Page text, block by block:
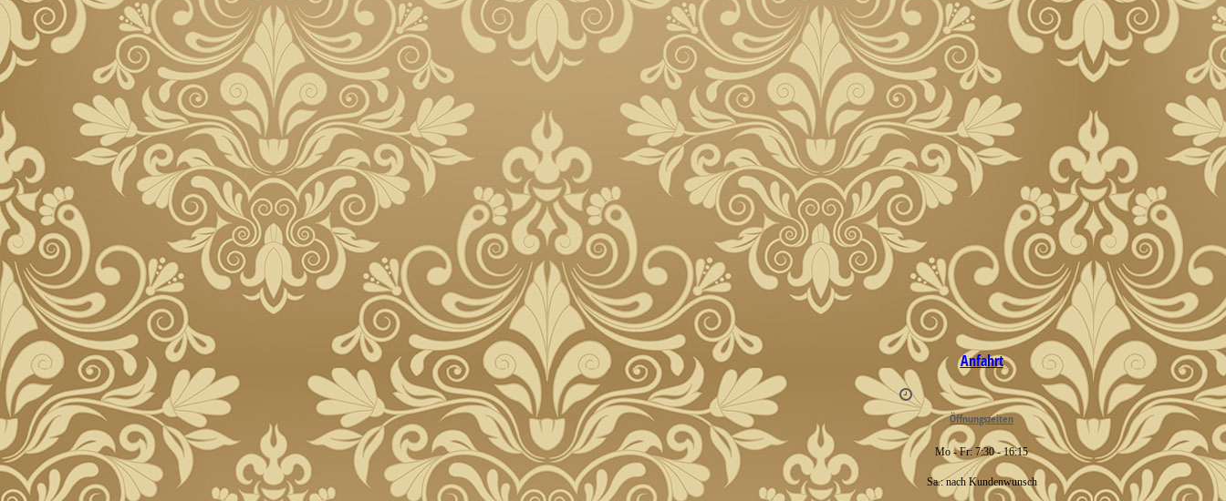
Anfahrt
Öffnungszeiten
Mo - Fr: 7:30 - 16:15
Sa.: nach Kundenwunsch